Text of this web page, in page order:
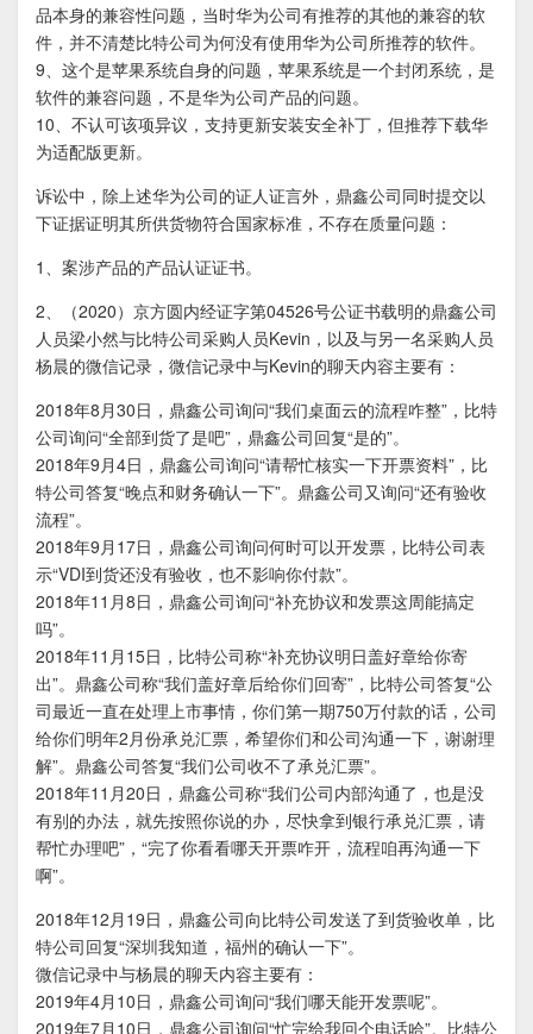
品本身的兼容性问题，当时华为公司有推荐的其他的兼容的软
件，并不清楚比特公司为何没有使用华为公司所推荐的软件。
9、这个是苹果系统自身的问题，苹果系统是一个封闭系统，是
软件的兼容问题，不是华为公司产品的问题。
10、不认可该项异议，支持更新安装安全补丁，但推荐下载华
为适配版更新。
诉讼中，除上述华为公司的证人证言外，鼎鑫公司同时提交以
下证据证明其所供货物符合国家标准，不存在质量问题：
1、案涉产品的产品认证证书。
2、（2020）京方圆内经证字第04526号公证书载明的鼎鑫公司
人员梁小然与比特公司采购人员Kevin，以及与另一名采购人员
杨晨的微信记录，微信记录中与Kevin的聊天内容主要有：
2018年8月30日，鼎鑫公司询问“我们桌面云的流程咋整”，比特
公司询问“全部到货了是吧”，鼎鑫公司回复“是的”。
2018年9月4日，鼎鑫公司询问“请帮忙核实一下开票资料”，比
特公司答复“晚点和财务确认一下”。鼎鑫公司又询问“还有验收
流程”。
2018年9月17日，鼎鑫公司询问何时可以开发票，比特公司表
示“VDI到货还没有验收，也不影响你付款”。
2018年11月8日，鼎鑫公司询问“补充协议和发票这周能搞定
吗”。
2018年11月15日，比特公司称“补充协议明日盖好章给你寄
出”。鼎鑫公司称“我们盖好章后给你们回寄”，比特公司答复“公
司最近一直在处理上市事情，你们第一期750万付款的话，公司
给你们明年2月份承兑汇票，希望你们和公司沟通一下，谢谢理
解”。鼎鑫公司答复“我们公司收不了承兑汇票”。
2018年11月20日，鼎鑫公司称“我们公司内部沟通了，也是没
有别的办法，就先按照你说的办，尽快拿到银行承兑汇票，请
帮忙办理吧”，“完了你看看哪天开票咋开，流程咱再沟通一下
啊”。
2018年12月19日，鼎鑫公司向比特公司发送了到货验收单，比
特公司回复“深圳我知道，福州的确认一下”。
微信记录中与杨晨的聊天内容主要有：
2019年4月10日，鼎鑫公司询问“我们哪天能开发票呢”。
2019年7月10日，鼎鑫公司询问“忙完给我回个电话哈”。比特公